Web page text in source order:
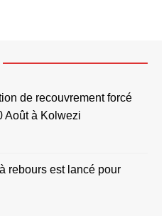
de recouvrement forcé
Août à Kolwezi
rebours est lancé pour